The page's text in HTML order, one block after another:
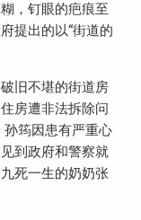
，钉眼的疤痕至
提出的以“街道的
旧不堪的街道房
房遭非法拆除问
孙筠因患有严重心
到政府和警察就
死一生的奶奶张